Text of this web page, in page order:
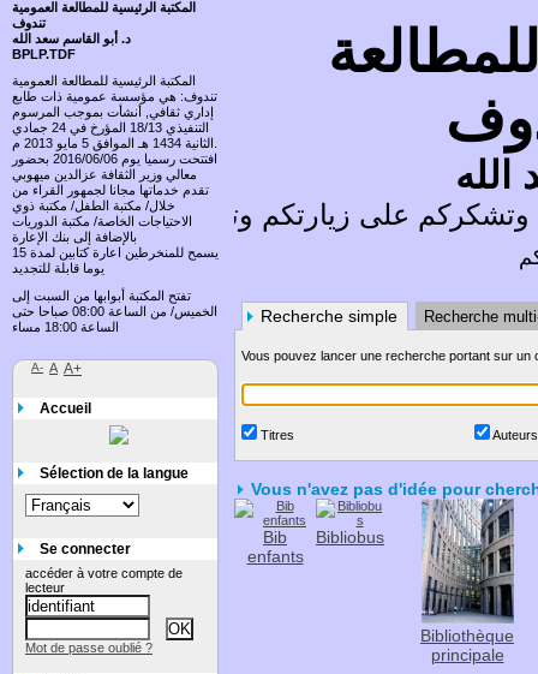
على زيارتكم وتسعد باقتراحاتكم
Recherche simple Recherche
Vous pouvez lancer une recherche portant sur un
Titres Auteurs
Vous n'avez pas d'idée pour
Bib
enfants
Bibliobus
Bibliothèque
principale
المكتبة الرئيسية للمطالعة العمومية
تندوف
د. أبو القاسم سعد الله
BPLP.TDF
المكتبة الرئيسية للمطالعة العمومية
تندوف: هي مؤسسة عمومية ذات طابع
إداري ثقافي, أنشأت بموجب المرسوم
التنفيذي 18/13 المؤرخ في 24 جمادي
افتتحت رسميا يوم 2016/06/06 بحضور
معالي وزير الثقافة عزالدين ميهوبي
تقدم خدماتها مجانا لجمهور القراء من
خلال/ مكتبة الطفل/ مكتبة ذوي
الاحتياجات الخاصة/ مكتبة الدوريات
بالإضافة إلى بنك الإعارة
يسمح للمنخرطين اعارة كتابين لمدة 15
يوما قابلة للتجديد
تفتح المكتبة أبوابها من السبت إلى
الخميس/ من الساعة 08:00 صباحا حتى
الساعة 18:00 مساء
A- A A+
Accueil
Sélection de la langue
Se connecter
accéder à votre compte de
lecteur
Mot de passe oublié ?